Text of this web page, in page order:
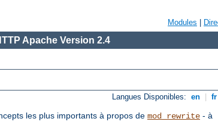
Modules
Apache Version 2.4
Langues Disponibles: en fr
les plus importants à propos de mod_rewrite - à